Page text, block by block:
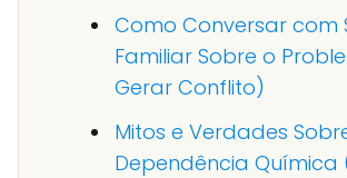
Como Conversar com
Familiar Sobre o
Gerar Conflito)
Mitos e Verdades
Dependência Química